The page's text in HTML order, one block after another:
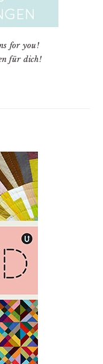
for you!
für dich!